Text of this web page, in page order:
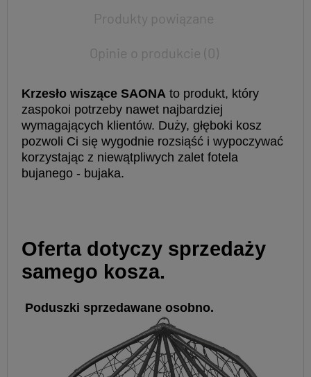
Produkty powiązane
Opinie o produkcie (0)
Krzesło wiszące SAONA to produkt, który
zaspokoi potrzeby nawet najbardziej
wymagających klientów. Duży, głęboki kosz
pozwoli Ci się wygodnie rozsiąść i wypoczywać
korzystając z niewątpliwych zalet fotela
bujanego - bujaka.
Oferta dotyczy sprzedaży
samego kosza.
Poduszki sprzedawane osobno.